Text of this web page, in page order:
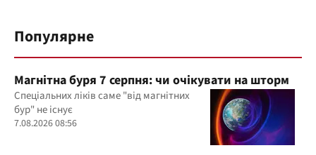
Популярне
Магнітна буря 7 серпня: чи очікувати на шторм
Спеціальних ліків саме "від магнітних
бур" не існує
7.08.2026 08:56